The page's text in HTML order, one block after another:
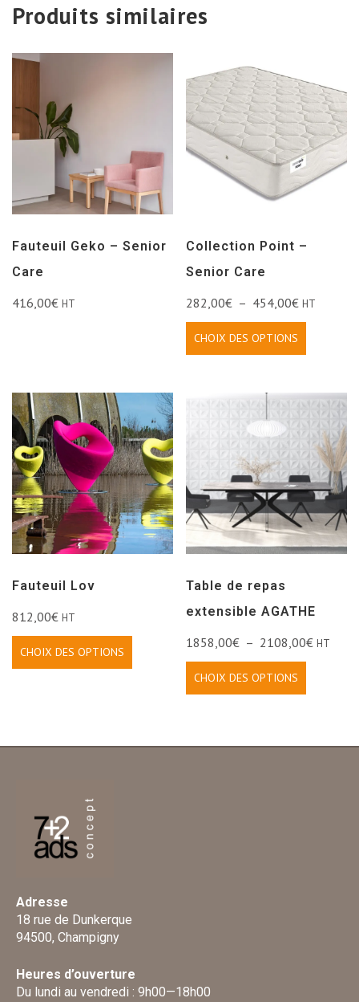
Produits similaires
Fauteuil Geko – Senior
Care
416,00€ HT
Collection Point –
Senior Care
282,00€ – 454,00€ HT
CHOIX DES OPTIONS
Fauteuil Lov
812,00€ HT
CHOIX DES OPTIONS
Table de repas
extensible AGATHE
1858,00€ – 2108,00€ HT
CHOIX DES OPTIONS
Adresse
18 rue de Dunkerque
94500, Champigny
Heures d’ouverture
Du lundi au vendredi : 9h00—18h00